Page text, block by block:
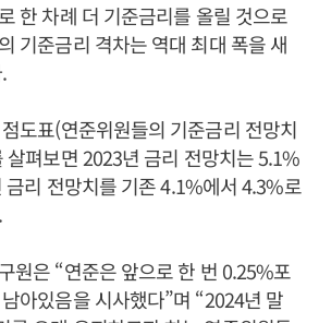
한 차례 더 기준금리를 올릴 것으로
기준금리 격차는 역대 최대 폭을 새
도표(연준위원들의 기준금리 전망치
살펴보면 2023년 금리 전망치는 5.1%
금리 전망치를 기존 4.1%에서 4.3%로
원은 “연준은 앞으로 한 번 0.25%포
아있음을 시사했다”며 “2024년 말